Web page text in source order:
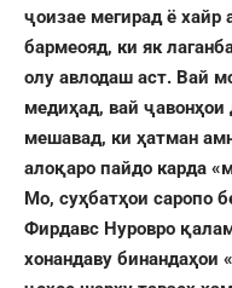
ҷоизае мегирад ё хайр
бармеояд, ки як
олу авлодаш аст. Вай
медиҳад, вай
мешавад, ки ҳатман
алоқаро пайдо карда
Мо, суҳбатҳои саропо
Фирдавс Нуровро
хонандаву бинандаҳои